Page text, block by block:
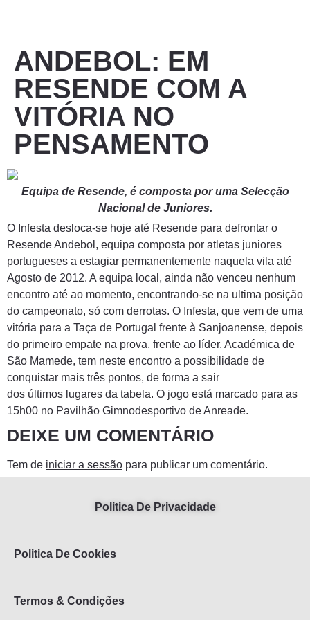
ANDEBOL: EM
RESENDE COM A
VITÓRIA NO
PENSAMENTO
Equipa de Resende, é composta por uma Selecção
Nacional de Juniores.
O Infesta desloca-se hoje até Resende para defrontar o
Resende Andebol, equipa composta por atletas juniores
portugueses a estagiar permanentemente naquela vila até
Agosto de 2012. A equipa local, ainda não venceu nenhum
encontro até ao momento, encontrando-se na ultima posição
do campeonato, só com derrotas. O Infesta, que vem de uma
vitória para a Taça de Portugal frente à Sanjoanense, depois
do primeiro empate na prova, frente ao líder, Académica de
São Mamede, tem neste encontro a possibilidade de
conquistar mais três pontos, de forma a sair
dos últimos lugares da tabela. O jogo está marcado para as
15h00 no Pavilhão Gimnodesportivo de Anreade.
DEIXE UM COMENTÁRIO
Tem de iniciar a sessão para publicar um comentário.
Politica De Privacidade
Politica De Cookies
Termos & Condições